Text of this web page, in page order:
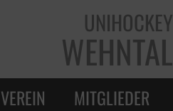
UNIHOCKEY
WEHNTAL
VEREIN MITGLIEDER